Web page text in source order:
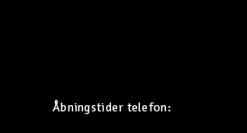
Åbningstider telefon: